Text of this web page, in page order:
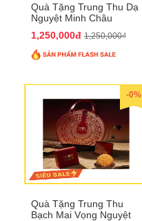
Quà Tặng Trung Thu Dạ
Nguyệt Minh Châu
1,250,000đ 1,250,000₫
-0%
Quà Tặng Trung Thu
Bạch Mai Vọng Nguyệt